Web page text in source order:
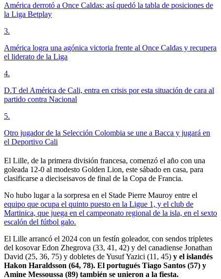
América derrotó a Once Caldas: así quedó la tabla de posiciones de
la Liga Betplay
3.
América logra una agónica victoria frente al Once Caldas y recupera
el liderato de la Liga
4.
D.T del América de Cali, entra en crisis por esta situación de cara al
partido contra Nacional
5.
Otro jugador de la Selección Colombia se une a Bacca y jugará en
el Deportivo Cali
El Lille, de la primera división francesa, comenzó el año con una
goleada 12-0 al modesto Golden Lion, este sábado en casa, para
clasificarse a dieciseisavos de final de la Copa de Francia.
No hubo lugar a la sorpresa en el Stade Pierre Mauroy entre el
equipo que ocupa el quinto puesto en la Ligue 1, y el club de
Martinica, que juega en el campeonato regional de la isla, en el sexto
escalón del fútbol galo.
El Lille arrancó el 2024 con un festín goleador, con sendos tripletes
del kosovar Edon Zhegrova (33, 41, 42) y del canadiense Jonathan
David (25, 36, 75) y dobletes de Yusuf Yazici (11, 45) y el islandés
Hakon Haraldsson (64, 78). El portugués Tiago Santos (57) y
Amine Messoussa (89) también se unieron a la fiesta.